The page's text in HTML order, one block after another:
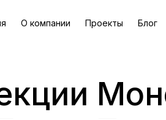
О компании Проекты Блог